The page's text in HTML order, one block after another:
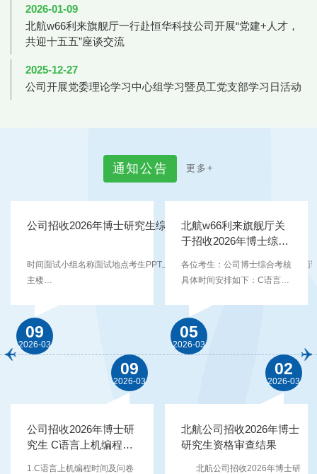
2026-01-09
北航w66利来旗舰厅一行赴恒华科技公司开展“党建+人才，
共迎十五五”座谈交流
2025-12-27
公司开展党委理论学习中心组学习暨员工党支部学习日活动
通 知公告 更 多 +
公司招收2026年博士研究生综合面试考场安排及名单
时间面试小组名称面试地点考生PPT上传云盘链接3月13日上午8：30开始面
主楼
文件夹名：博士PPT有效期限：2026-03-12 15:00提取码：TKnX面试2组新
D308面试3组新主楼C708面试4组新主楼B121说明：1.面试地点在北京市海
司路37号新主楼B座、C座或D座。2.请考生携带身份证进入北航后，提前熟
点。3.3月12日下午15点前，考生将PPT上传至...
09
2026-03
公司招收2026年博士研
究生 C语言上机编程时
1.C语言上机编程时间及问卷
09
2026-03
北航w66利来旗舰厅关
于招收2026年博士综合
各位考生：公司博士综合考核
具体时间安排如下：C语言上
2026年3月12日下午14:30-
14:45入场，15:00-16:30机
试；机试地点：新北区15宿
舍B1层信息实验平台（010房
间）。16:35 基本情况问卷集
中填答。综合面试： 硕博连
读考生面试时间：3月13日
核考生面试时间：3月13日
（具体分组另行通知
05
2026-03
北航公司招收2026年博士
研究生资格审查结果
北航公司招收2026年博士研
02
2026-03